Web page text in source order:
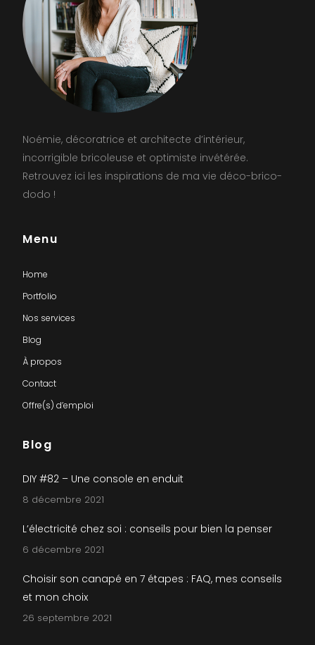
Noémie, décoratrice et architecte d’intérieur,
incorrigible bricoleuse et optimiste invétérée.
Retrouvez ici les inspirations de ma vie déco-brico-
dodo !
Menu
Home
Portfolio
Nos services
Blog
À propos
Contact
Offre(s) d’emploi
Blog
DIY #82 – Une console en enduit
8 décembre 2021
L’électricité chez soi : conseils pour bien la penser
6 décembre 2021
Choisir son canapé en 7 étapes : FAQ, mes conseils
et mon choix
26 septembre 2021